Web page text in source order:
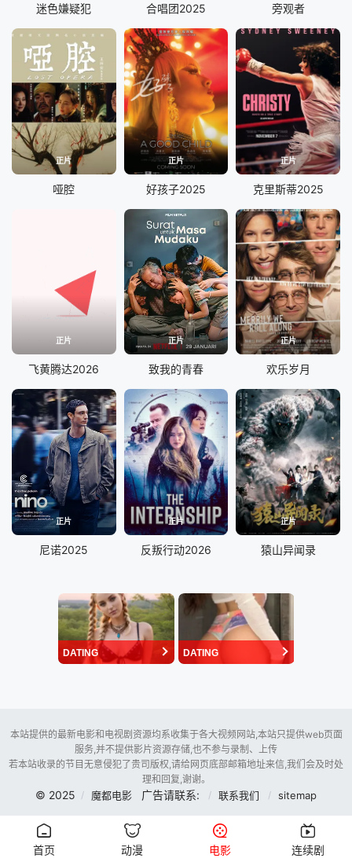
迷色嫌疑犯 合唱团2025 旁观者
正片
哑腔
正片
好孩子2025
正片
克里斯蒂2025
正片
飞黄腾达2026
正片
致我的青春
正片
欢乐岁月
正片
尼诺2025
正片
反叛行动2026
正片
猿山异闻录
DATING DATING
本站提供的最新电影和电视剧资源均系收集于各大视频网站,本站只提供web页面
服务,并不提供影片资源存储,也不参与录制、上传
若本站收录的节目无意侵犯了贵司版权,请给网页底部邮箱地址来信,我们会及时处
理和回复,谢谢。
© 2025 魔都电影 广告请联系: 联系我们 sitemap
首页 动漫 电影 连续剧